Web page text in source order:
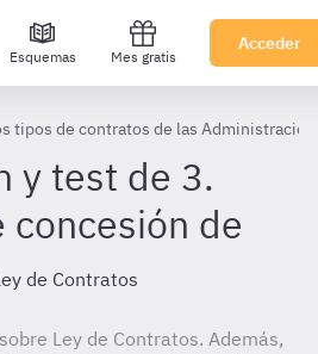
Esquemas Mes gratis
Acceder
tipos de contratos de las
y test de 3.
concesión de
de Contratos
Ley de Contratos. Además,